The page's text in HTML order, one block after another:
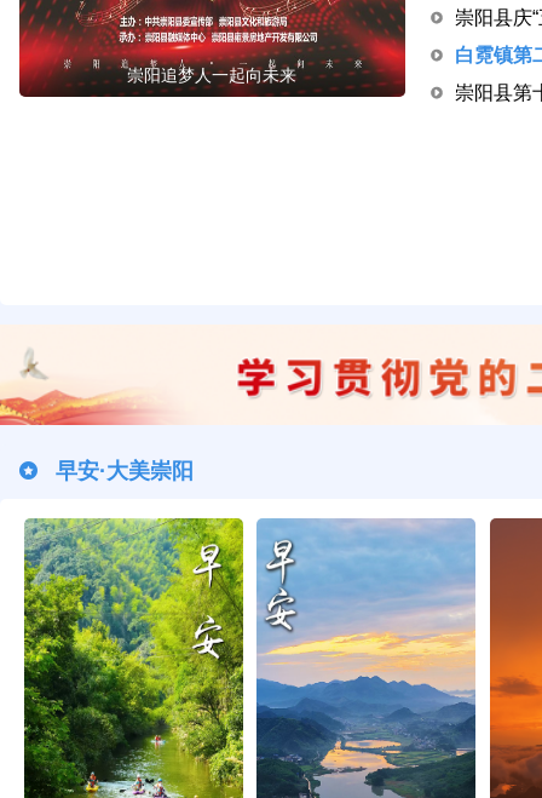
崇阳追梦人一起向未来
崇阳县第
早安·大美崇阳